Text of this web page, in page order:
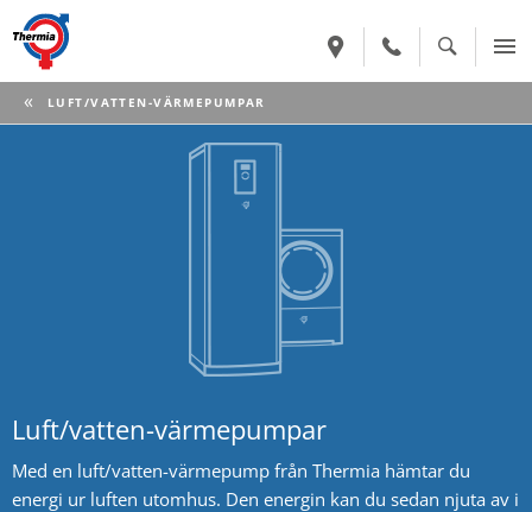
CURRENT:
LUFT/VATTEN-VÄRMEPUMPAR
Luft/vatten-värmepumpar
Med en luft/vatten-värmepump från Thermia hämtar du
energi ur luften utomhus. Den energin kan du sedan njuta av i